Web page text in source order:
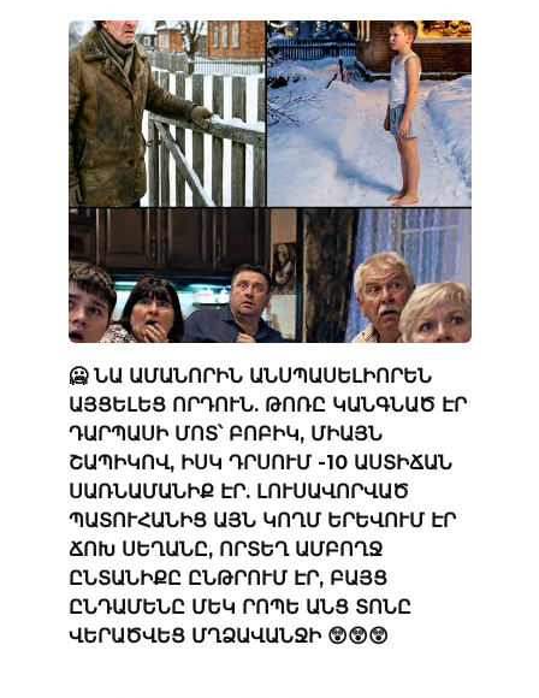
🥶 ՆԱ ԱՄԱՆՈՐԻՆ ԱՆՍՊԱՍԵԼԻՈՐԵՆ
ԱՅՑԵԼԵՑ ՈՐԴՈՒՆ. ԹՈՌԸ ԿԱՆԳՆԱԾ ԷՐ
ԴԱՐՊԱՍԻ ՄՈՏ՝ ԲՈԲԻԿ, ՄԻԱՅՆ
ՇԱՊԻԿՈՎ, ԻՍԿ ԴՐՍՈՒՄ -10 ԱՍՏԻՃԱՆ
ՍԱՌՆԱՄԱՆԻՔ ԷՐ. ԼՈՒՍԱՎՈՐՎԱԾ
ՊԱՏՈՒՀԱՆԻՑ ԱՅՆ ԿՈՂՄ ԵՐԵՎՈՒՄ ԷՐ
ՃՈԽ ՍԵՂԱՆԸ, ՈՐՏԵՂ ԱՄԲՈՂՋ
ԸՆՏԱՆԻՔԸ ԸՆԹՐՈՒՄ ԷՐ, ԲԱՅՑ
ԸՆԴԱՄԵՆԸ ՄԵԿ ՐՈՊԵ ԱՆՑ ՏՈՆԸ
ՎԵՐԱԾՎԵՑ ՄՂՁԱՎԱՆՋԻ 😲😲😲